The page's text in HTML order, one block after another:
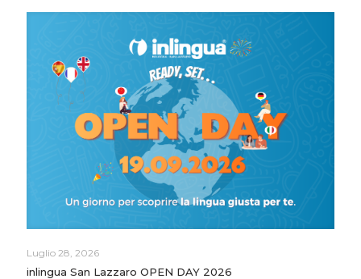
Luglio 28, 2026
inlingua San Lazzaro OPEN DAY 2026